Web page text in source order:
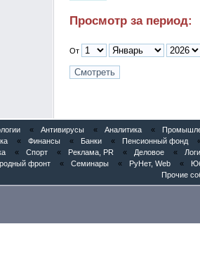
Просмотр за период:
От
« Антивирусы « Аналитика «
« Финансы « Банки « Пенсионный фонд
« Спорт « Реклама, PR « Деловое «
фронт « Семинары « РуНет, Web «
Прочие